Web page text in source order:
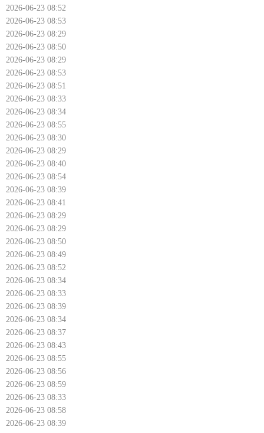
2026-06-23 08:52
2026-06-23 08:53
2026-06-23 08:29
2026-06-23 08:50
2026-06-23 08:29
2026-06-23 08:53
2026-06-23 08:51
2026-06-23 08:33
2026-06-23 08:34
2026-06-23 08:55
2026-06-23 08:30
2026-06-23 08:29
2026-06-23 08:40
2026-06-23 08:54
2026-06-23 08:39
2026-06-23 08:41
2026-06-23 08:29
2026-06-23 08:29
2026-06-23 08:50
2026-06-23 08:49
2026-06-23 08:52
2026-06-23 08:34
2026-06-23 08:33
2026-06-23 08:39
2026-06-23 08:34
2026-06-23 08:37
2026-06-23 08:43
2026-06-23 08:55
2026-06-23 08:56
2026-06-23 08:59
2026-06-23 08:33
2026-06-23 08:58
2026-06-23 08:39